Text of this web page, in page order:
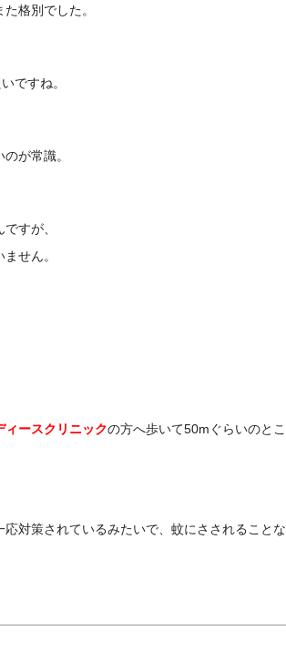
格別でした。
ですね。
が常識。
すが、
せん。
ィースクリニックの方へ歩いて50mぐらいのとこ
対策されているみたいで、蚊にさされることな